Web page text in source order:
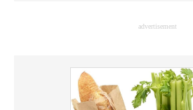
advertisement